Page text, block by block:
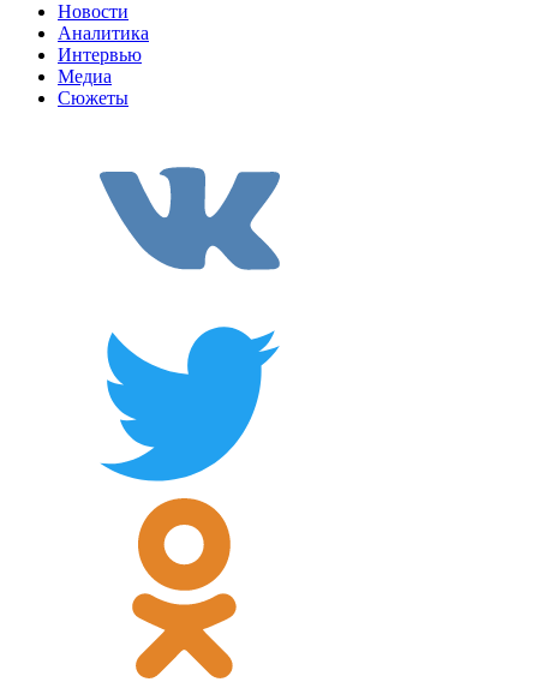
Новости
Аналитика
Интервью
Медиа
Сюжеты